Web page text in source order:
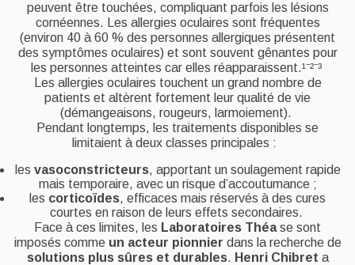
peuvent être touchées, compliquant parfois les lésions
cornéennes. Les allergies oculaires sont fréquentes
(environ 40 à 60 % des personnes allergiques présentent
des symptômes oculaires) et sont souvent gênantes pour
les personnes atteintes car elles réapparaissent.¹⁻²⁻³
Les allergies oculaires touchent un grand nombre de
patients et altèrent fortement leur qualité de vie
(démangeaisons, rougeurs, larmoiement).
Pendant longtemps, les traitements disponibles se
limitaient à deux classes principales :
les vasoconstricteurs, apportant un soulagement rapide
mais temporaire, avec un risque d’accoutumance ;
les corticoïdes, efficaces mais réservés à des cures
courtes en raison de leurs effets secondaires.
Face à ces limites, les Laboratoires Théase sont
imposés commeun acteur pionnier dans la recherche de
solutions plus sûres et durables. Henri Chibret a